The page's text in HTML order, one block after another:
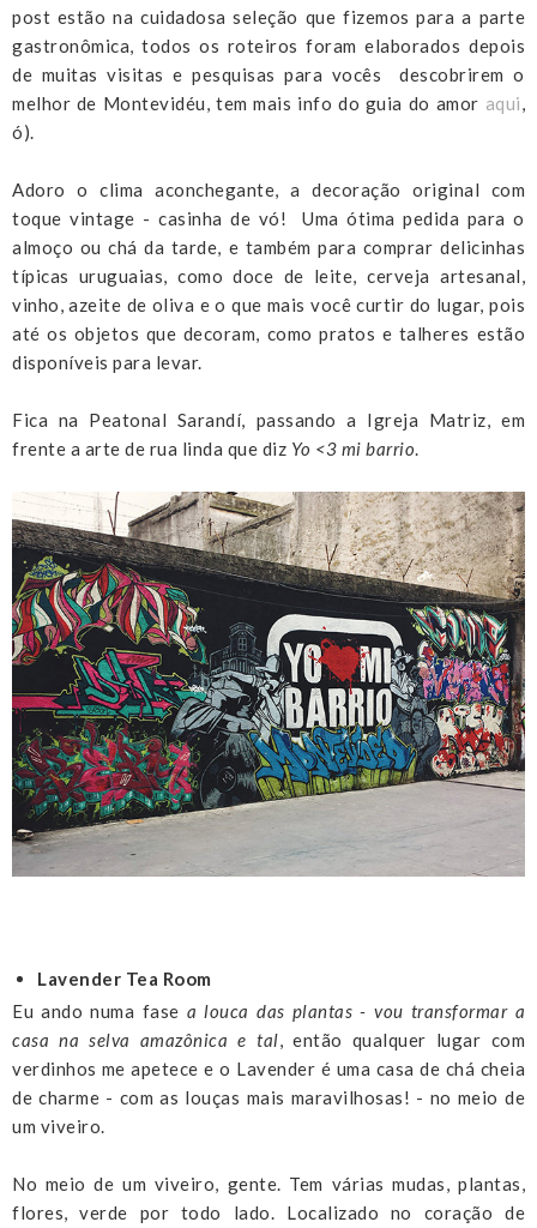
post estão na cuidadosa seleção que fizemos para a parte
gastronômica, todos os roteiros foram elaborados depois
de muitas visitas e pesquisas para vocês descobrirem o
melhor de Montevidéu, tem mais info do guia do amor aqui,
ó).
Adoro o clima aconchegante, a decoração original com
toque vintage - casinha de vó! Uma ótima pedida para o
almoço ou chá da tarde, e também para comprar delicinhas
típicas uruguaias, como doce de leite, cerveja artesanal,
vinho, azeite de oliva e o que mais você curtir do lugar, pois
até os objetos que decoram, como pratos e talheres estão
disponíveis para levar.
Fica na Peatonal Sarandí, passando a Igreja Matriz, em
frente a arte de rua linda que diz Yo <3 mi barrio.
Lavender Tea Room
Eu ando numa fase a louca das plantas - vou transformar a
casa na selva amazônica e tal, então qualquer lugar com
verdinhos me apetece e o Lavender é uma casa de chá cheia
de charme - com as louças mais maravilhosas! - no meio de
um viveiro.
No meio de um viveiro, gente. Tem várias mudas, plantas,
flores, verde por todo lado. Localizado no coração de